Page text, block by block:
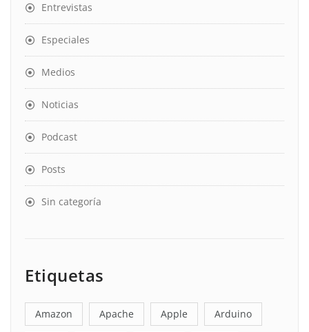
Entrevistas
Especiales
Medios
Noticias
Podcast
Posts
Sin categoría
Etiquetas
Amazon Apache Apple Arduino